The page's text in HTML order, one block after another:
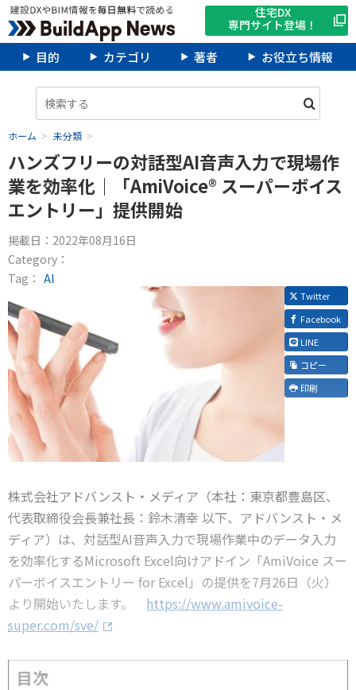
住宅DX
専門サイト登場！
目的 カテゴリ 著者 お役立ち情報
ホーム 未分類
ハンズフリーの対話型AI音声入力で現場作
業を効率化｜「AmiVoice® スーパーボイス
エントリー」提供開始
掲載日： 2022年08月16日
Category：
Tag： AI
Twitter
Facebook
LINE
コピー
印刷
株式会社アドバンスト・メディア（本社：東京都豊島区、
代表取締役会長兼社長：鈴木清幸 以下、アドバンスト・メ
ディア）は、対話型AI音声入力で現場作業中のデータ入力
を効率化するMicrosoft Excel向けアドイン「AmiVoice スー
パーボイスエントリー for Excel」の提供を7月26日（火）
より開始いたします。 https://www.amivoice-
super.com/sve/
目次